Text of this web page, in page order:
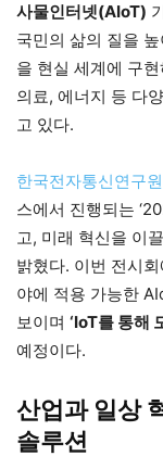
사물인터넷(AIoT)
국민의 삶의 질을
을 현실 세계에 구
의료, 에너지 등 다
고 있다.
한국전자통신연구
스에서 진행되는
고, 미래 혁신을 이
밝혔다. 이번 전시
야에 적용 가능한
보이며 ‘IoT를 통해
예정이다.
산업과 일상
솔루션